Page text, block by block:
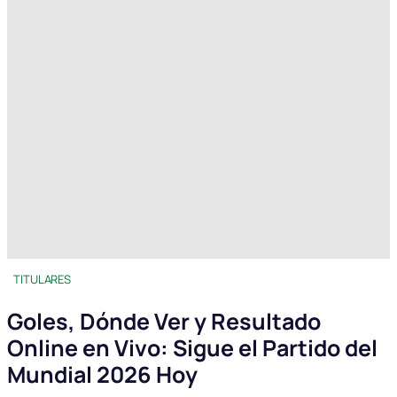
TITULARES
Goles, Dónde Ver y Resultado
Online en Vivo: Sigue el Partido del
Mundial 2026 Hoy